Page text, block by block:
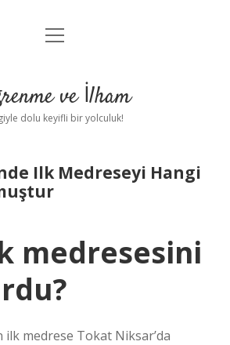
Anasayfa
Yasal Uyarı
menüyü
ve İlham
dolu keyifli bir yolculuk!
Ilk Medreseyi Hangi
medresesini
ilk medrese Tokat Niksar’da